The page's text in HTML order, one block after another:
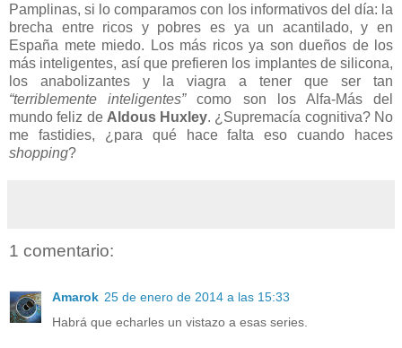
Pamplinas, si lo comparamos con los informativos del día: la
brecha entre ricos y pobres es ya un acantilado, y en
España mete miedo. Los más ricos ya son dueños de los
más inteligentes, así que prefieren los implantes de silicona,
los anabolizantes y la viagra a tener que ser tan
“terriblemente inteligentes”como son los Alfa-Más del
mundo feliz de Aldous Huxley. ¿Supremacía cognitiva? No
me fastidies, ¿para qué hace falta eso cuando haces
shopping?
1 comentario:
Amarok 25 de enero de 2014 a las 15:33
Habrá que echarles un vistazo a esas series.